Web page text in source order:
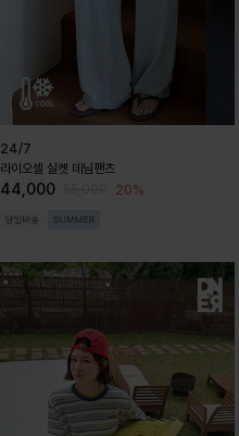
24/7
라이오셀 실켓 데님팬츠
44,000 20%